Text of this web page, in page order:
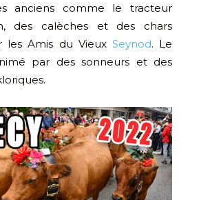
anciens comme le tracteur
des calèches et des chars
les Amis du Vieux Seynod. Le
par des sonneurs et des